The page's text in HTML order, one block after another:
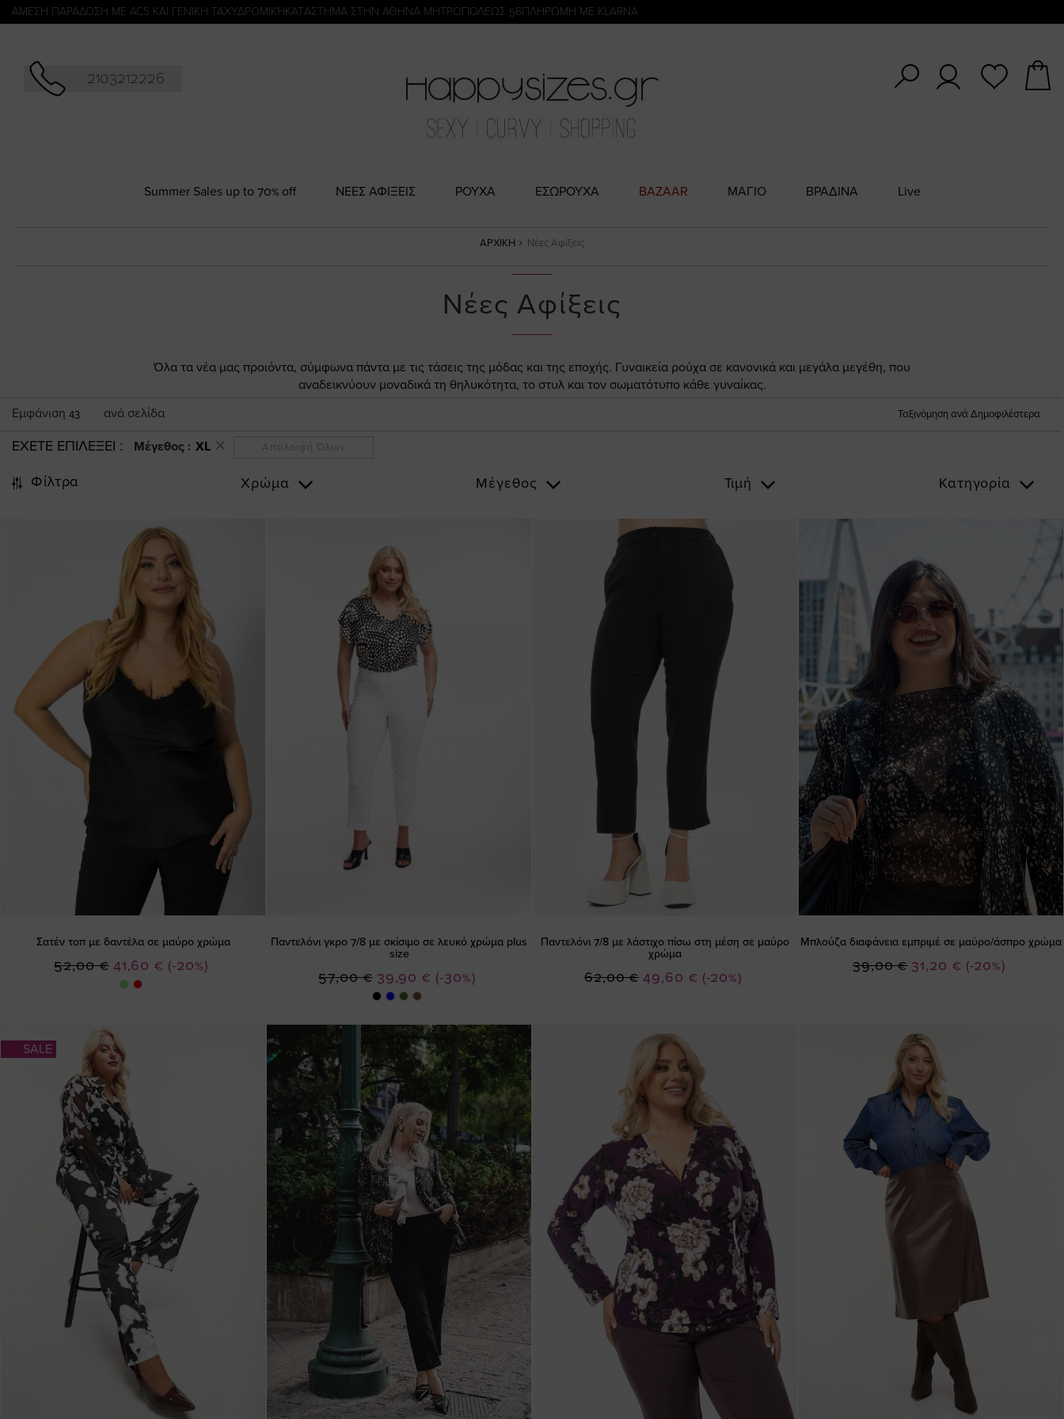
ΑΜΕΣΗ ΠΑΡΑΔΟΣΗ ΜΕ ACS ΚΑΙ ΓΕΝΙΚΗ ΤΑΧΥΔΡΟΜΙΚΉKATΑΣΤΗΜΑ ΣΤΗΝ ΑΘΗΝΑ ΜΗΤΡΟΠΟΛΕΩΣ 56ΠΛΗΡΩΜΗ ΜΕ KLARNA
2103212226
Summer Sales up to 70% off NΕΕΣ ΑΦΙΞΕΙΣ ΡΟΥΧΑ ΕΣΩΡΟΥΧΑ BAZAAR ΜΑΓΙΟ ΒΡΑΔΙΝΑ Live
ΑΡΧΙΚΉ Νέες Αφίξεις
Νέες Αφίξεις
Όλα τα νέα μας προιόντα, σύμφωνα πάντα με τις τάσεις της μόδας και της εποχής. Γυναικεία ρούχα σε κανονικά και μεγάλα μεγέθη, που
αναδεικνύουν μοναδικά τη θηλυκότητα, το στυλ και τον σωματότυπο κάθε γυναίκας.
Εμφάνιση 43 ανά σελίδα Ταξινόμηση ανά Δημοφιλέστερα
ΕΧΕΤΕ ΕΠΙΛΕΞΕΙ Μέγεθος : XL Απαλοιφή Όλων
Φίλτρα Χρώμα Μέγεθος Τιμή Κατηγορία
Σατέν τοπ με δαντέλα σε μαύρο χρώμα
(-20%)
Ειδική
Τιμή
41,60 €
52,00 €
Παντελόνι γκρο 7/8 με σκίσιμο σε λευκό χρώμα plus
size
(-30%)
Ειδική
Τιμή
39,90 €
57,00 €
Παντελόνι 7/8 με λάστιχο πίσω στη μέση σε μαύρο
χρώμα
(-20%)
Ειδική
49,60 €
62,00 €
Μπλούζα διαφάνεια εμπριμέ σε μαύρο/άσπρο χρώμα
(-20%)
Ειδική
31,20 €
39,00 €
SALE
Αναζήτηση